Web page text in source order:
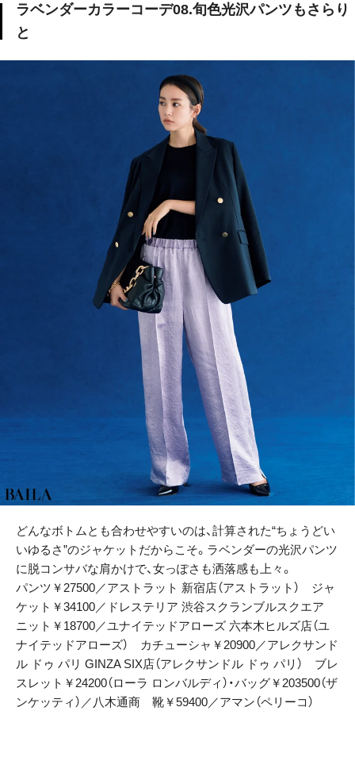
ラベンダーカラーコーデ08.旬色光沢パンツもさらり
と
どんなボトムとも合わせやすいのは、計算された“ちょうどい
いゆるさ”のジャケットだからこそ。ラベンダーの光沢パンツ
に脱コンサバな肩かけで、女っぽさも洒落感も上々。
パンツ￥27500／アストラット 新宿店（アストラット） ジャ
ケット￥34100／ドレステリア 渋谷スクランブルスクエア
ニット￥18700／ユナイテッドアローズ 六本木ヒルズ店（ユ
ナイテッドアローズ） カチューシャ￥20900／アレクサンド
ル ドゥ パリ GINZA SIX店（アレクサンドル ドゥ パリ） ブレ
スレット￥24200（ローラ ロンバルディ）・バッグ￥203500（ザ
ンケッティ）／八木通商 靴￥59400／アマン（ペリーコ）